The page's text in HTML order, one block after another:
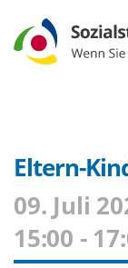
Eltern-
09. Juli
15:00 -